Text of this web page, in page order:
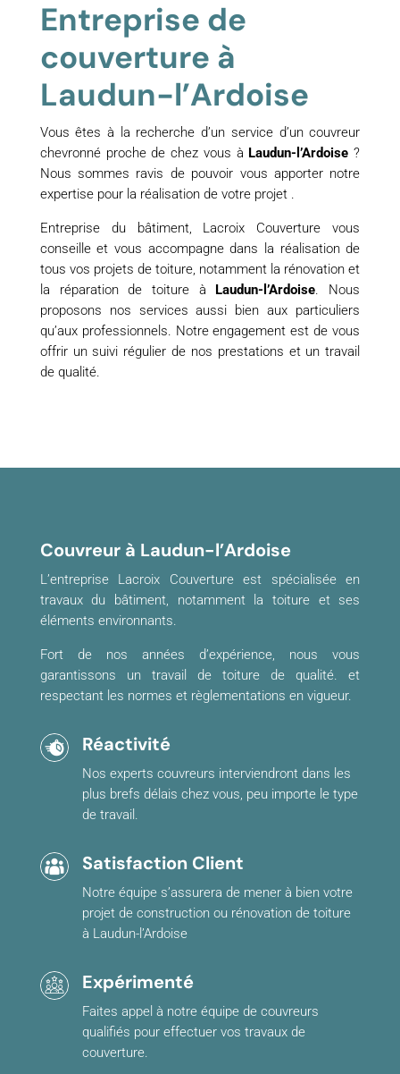
Entreprise de
couverture à
Laudun-l’Ardoise
Vous êtes à la recherche d’un service d’un couvreur
chevronné proche de chez vous à Laudun-l’Ardoise ?
Nous sommes ravis de pouvoir vous apporter notre
expertise pour la réalisation de votre projet .
Entreprise du bâtiment, Lacroix Couverture vous
conseille et vous accompagne dans la réalisation de
tous vos projets de toiture, notamment la rénovation et
la réparation de toiture à
Laudun-l’Ardoise. Nous
proposons nos services aussi bien aux particuliers
qu’aux professionnels. Notre engagement est de vous
offrir un suivi régulier de nos prestations et un travail
de qualité.
Couvreur à Laudun-l’Ardoise
L’entreprise Lacroix Couverture est spécialisée en
travaux du bâtiment, notamment la toiture et ses
éléments environnants.
Fort de nos années d’expérience, nous vous
garantissons un travail de toiture de qualité. et
respectant les normes et règlementations en vigueur.
Réactivité
Nos experts couvreurs interviendront dans les
plus brefs délais chez vous, peu importe le type
de travail.
Satisfaction Client
Notre équipe s’assurera de mener à bien votre
projet de construction ou rénovation de toiture
à Laudun-l’Ardoise
Expérimenté
Faites appel à notre équipe de couvreurs
qualifiés pour effectuer vos travaux de
couverture.